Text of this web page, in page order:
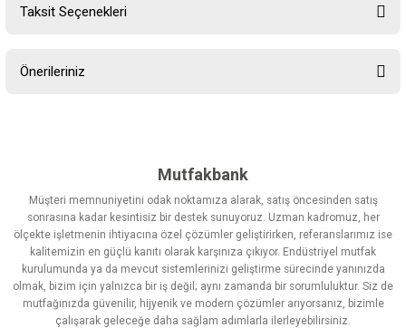
Taksit Seçenekleri
Önerileriniz
Görüş ve önerileriniz için teşekkür ederiz.
Ürün resmi kalitesiz, bozuk veya görüntülenemiyor.
Ürün açıklamasında eksik bilgiler bulunuyor.
Ürün bilgilerinde hatalar bulunuyor.
Ürün fiyatı diğer sitelerden daha pahalı.
Bu ürüne benzer farklı alternatifler olmalı.
Mutfakbank
Müşteri memnuniyetini odak noktamıza alarak, satış öncesinden satış
sonrasına kadar kesintisiz bir destek sunuyoruz. Uzman kadromuz, her
ölçekte işletmenin ihtiyacına özel çözümler geliştirirken, referanslarımız ise
kalitemizin en güçlü kanıtı olarak karşınıza çıkıyor. Endüstriyel mutfak
kurulumunda ya da mevcut sistemlerinizi geliştirme sürecinde yanınızda
olmak, bizim için yalnızca bir iş değil; aynı zamanda bir sorumluluktur. Siz de
mutfağınızda güvenilir, hijyenik ve modern çözümler arıyorsanız, bizimle
çalışarak geleceğe daha sağlam adımlarla ilerleyebilirsiniz.